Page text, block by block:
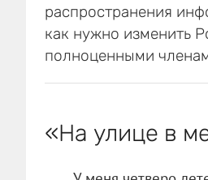
распространения
как нужно изменить
полноценными
«На улице в